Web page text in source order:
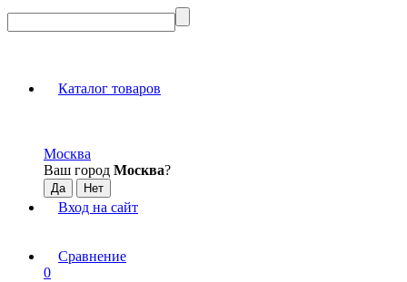
Каталог товаров
Москва
Ваш город Москва?
Вход на сайт
Сравнение
0